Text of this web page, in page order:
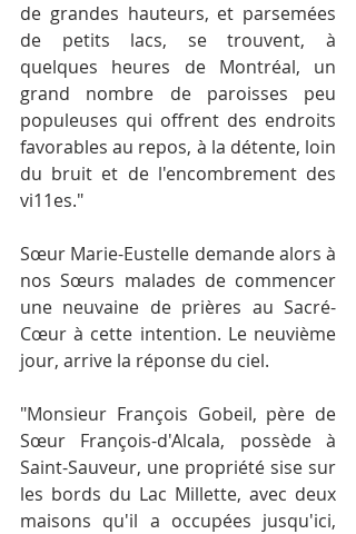
de grandes hauteurs, et parsemées
de petits lacs, se trouvent, à
quelques heures de Montréal, un
grand nombre de paroisses peu
populeuses qui offrent des endroits
favorables au repos, à la détente, loin
du bruit et de l'encombrement des
vi11es."
Sœur Marie-Eustelle demande alors à
nos Sœurs malades de commencer
une neuvaine de prières au Sacré-
Cœur à cette intention. Le neu­vième
jour, arrive la réponse du ciel.
"Monsieur François Gobeil, père de
Sœur François-d'Alcala, possède à
Saint-Sauveur, une propriété sise sur
les bords du Lac Millette, avec deux
maisons qu'il a occupées jusqu'ici,